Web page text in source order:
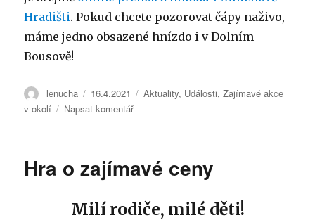
Hradišti. Pokud chcete pozorovat čápy naživo,
máme jedno obsazené hnízdo i v Dolním
Bousově!
Autor:
lenucha Publikováno:
16.4.2021 Rubriky:
Aktuality, Události,Zajímavé akce
v okolí
Napsat komentářpro
Čapí
přímém
Hra o zajímavé ceny
Milí rodiče, milé děti!